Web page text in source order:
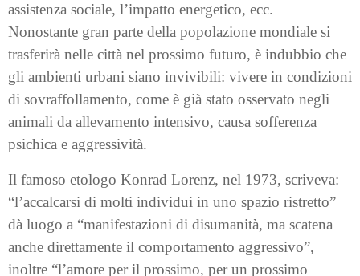
assistenza sociale, l’impatto energetico, ecc.
Nonostante gran parte della popolazione mondiale si
trasferirà nelle città nel prossimo futuro, è indubbio che
gli ambienti urbani siano invivibili: vivere in condizioni
di sovraffollamento, come è già stato osservato negli
animali da allevamento intensivo, causa sofferenza
psichica e aggressività.
Il famoso etologo Konrad Lorenz, nel 1973, scriveva:
“l’accalcarsi di molti individui in uno spazio ristretto”
dà luogo a “manifestazioni di disumanità, ma scatena
anche direttamente il comportamento aggressivo”,
inoltre “l’amore per il prossimo, per un prossimo